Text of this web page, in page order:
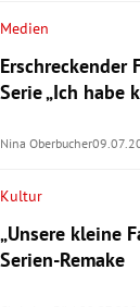
Medien
Erschreckender
Serie „Ich habe
Nina Oberbucher
Kultur
„Unsere kleine
Serien-Remake